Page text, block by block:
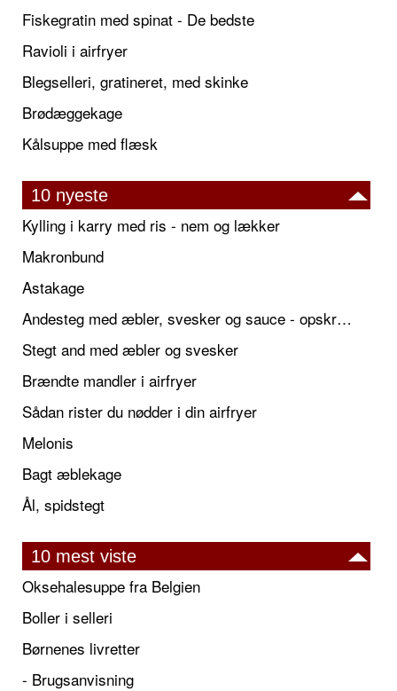
Fiskegratin med spinat - De bedste
Ravioli i airfryer
Blegselleri, gratineret, med skinke
Brødæggekage
Kålsuppe med flæsk
10 nyeste
Kylling i karry med ris - nem og lækker
Makronbund
Astakage
Andesteg med æbler, svesker og sauce - opskrift også til jul
Stegt and med æbler og svesker
Brændte mandler i airfryer
Sådan rister du nødder i din airfryer
Melonis
Bagt æblekage
Ål, spidstegt
10 mest viste
Oksehalesuppe fra Belgien
Boller i selleri
Børnenes livretter
- Brugsanvisning